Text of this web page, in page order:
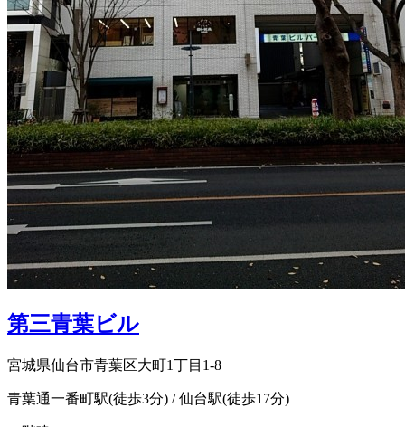
第三青葉ビル
宮城県仙台市青葉区大町1丁目1-8
青葉通一番町駅(徒歩3分) / 仙台駅(徒歩17分)